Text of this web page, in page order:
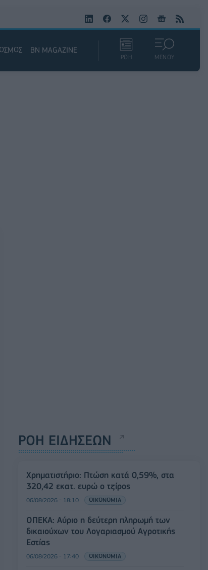
BN MAGAZINE
ΡΟΗ ΜΕΝΟΥ
ΡΟΗ ΕΙΔΗΣΕΩΝ
Χρηματιστήριο: Πτώση κατά 0,59%, στα
320,42 εκατ. ευρώ ο τζίρος
06/08/2026 - 18:10 ΟΙΚΟΝΟΜΙΑ
ΟΠΕΚΑ: Αύριο η δεύτερη πληρωμή των
δικαιούχων του Λογαριασμού Αγροτικής
Εστίας
06/08/2026 - 17:40 ΟΙΚΟΝΟΜΙΑ